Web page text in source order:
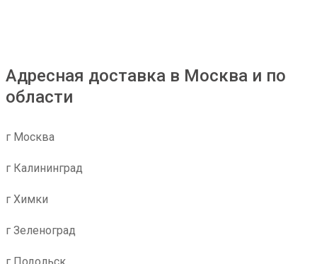
Адресная доставка в Москва и по
области
г Москва
г Калининград
г Химки
г Зеленоград